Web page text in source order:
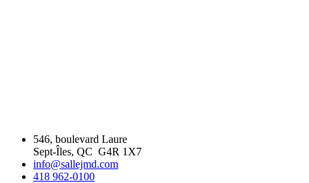
546, boulevard Laure
Sept-Îles, QC G4R 1X7
info@sallejmd.com
418 962-0100